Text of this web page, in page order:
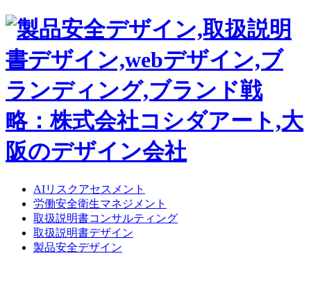
AIリスクアセスメント
労働安全衛生マネジメント
取扱説明書コンサルティング
取扱説明書デザイン
製品安全デザイン